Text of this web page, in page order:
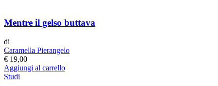
Mentre il gelso buttava
di
Caramella Pierangelo
€ 19,00
Aggiungi al carrello
Studi